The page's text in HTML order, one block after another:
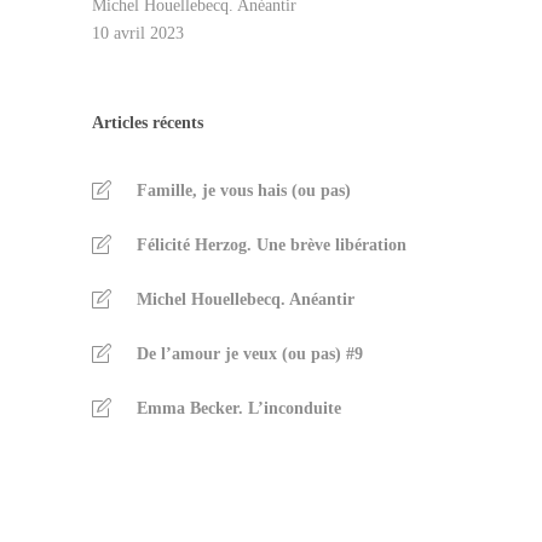
Michel Houellebecq. Anéantir
10 avril 2023
Articles récents
Famille, je vous hais (ou pas)
Félicité Herzog. Une brève libération
Michel Houellebecq. Anéantir
De l’amour je veux (ou pas) #9
Emma Becker. L’inconduite